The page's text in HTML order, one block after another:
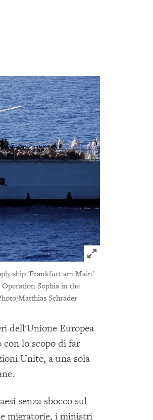
Click to expand
ship 'Frankfurt am Main'
Sophia in the
Matthias Schrader
dell'Unione Europea
con lo scopo di far
Unite, a una sola
senza sbocco sul
migratorie, i ministri